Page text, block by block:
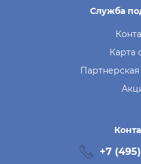
Служба
Карта
+7